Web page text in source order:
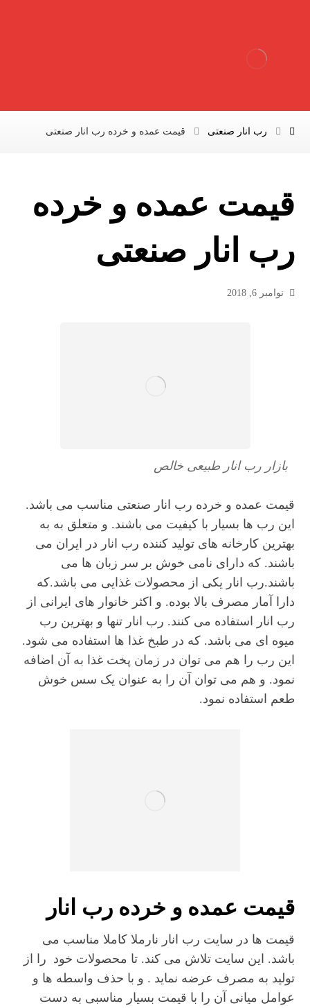
رب انار صنعتی قیمت عمده و خرده رب انار صنعتی
قیمت عمده و خرده
رب انار صنعتی
نوامبر 6, 2018
بازار رب انار طبیعی خالص
قیمت عمده و خرده رب انار صنعتی مناسب می باشد.
این رب ها بسیار با کیفیت می باشند. و متعلق به به
بهترین کارخانه های تولید کننده رب انار در ایران می
باشند. که دارای نامی خوش بر سر زبان ها می
باشند.رب انار یکی از محصولات غذایی می باشد.که
دارا آمار مصرف بالا بوده. و اکثر خانوار های ایرانی از
رب انار استفاده می کنند. رب انار تنها و بهترین رب
میوه ای می باشد. که در طبخ غذا ها استفاده می شود.
این رب را هم می توان در زمان پخت غذا به آن اضافه
نمود. و هم می توان آن را به عنوان یک سس خوش
طعم استفاده نمود.
قیمت عمده و خرده رب انار
قیمت ها در سایت رب انار نارملا کاملا مناسب می
باشد. این سایت تلاش می کند. تا محصولات خود را از
تولید به مصرف عرضه نماید . و با حذف واسطه ها و
عوامل میانی آن را با قیمت بسیار مناسبی به دست